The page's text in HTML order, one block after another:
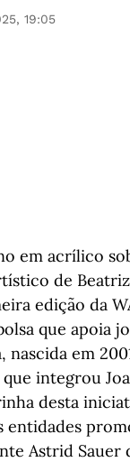
19:05
em acrílico
de
edição da
que apoia
nascida em
integrou
desta
entidades
Astrid Sauer